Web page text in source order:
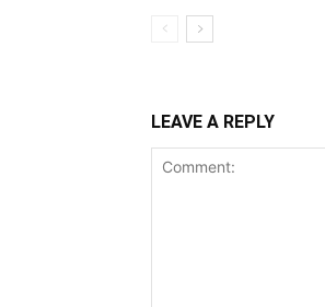
LEAVE A REPLY